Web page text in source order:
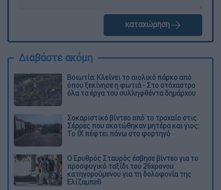
καταχώρηση
Διαβάστε ακόμη
Βοιωτία: Κλείνει το αιολικό πάρκο από
όπου ξεκίνησε η φωτιά - Στο στόχαστρο
όλα τα έργα του συλληφθέντα δημάρχου
Σοκαριστικό βίντεο από το τροχαίο στις
Σέρρες που σκοτώθηκαν μητέρα και γιος:
Το ΙΧ πέφτει πάνω στο φορτηγό
Ο Ερυθρός Σταυρός έσβησε βίντεο για το
προσφυγικό ταξίδι του 26χρονου
κατηγορούμενου για τη δολοφονία της
Ελίζαμπεθ